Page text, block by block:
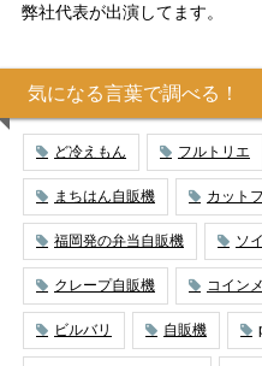
弊社代表が出演してます。
気になる言葉で調べる！
ど冷えもん フルトリエ
まちはん自販機 カット
福岡発の弁当自販機 ソ
クレープ自販機 コイン
ビルバリ 自販機